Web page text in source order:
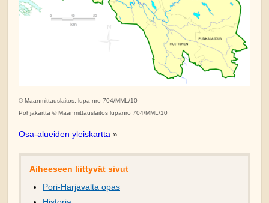
© Maanmittauslaitos, lupa nro 704/MML/10
Pohjakartta © Maanmittauslaitos lupanro 704/MML/10
Osa-alueiden yleiskartta »
Aiheeseen liittyvät sivut
Pori-Harjavalta opas